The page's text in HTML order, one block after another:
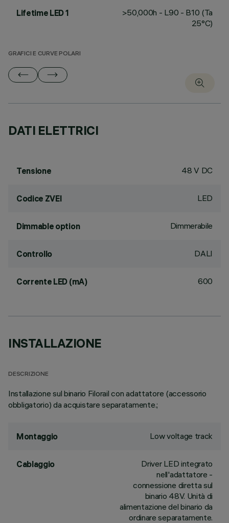
Lifetime LED 1
>50,000h - L90 - B10 (Ta
25°C)
GRAFICI E CURVE POLARI
DATI ELETTRICI
Tensione 48 V DC
Codice ZVEI LED
Dimmable option Dimmerabile
Controllo DALI
Corrente LED (mA) 600
INSTALLAZIONE
DESCRIZIONE
Installazione sul binario Filorail con adattatore (accessorio
obbligatorio) da acquistare separatamente.;
Montaggio Low voltage track
Cablaggio
Driver LED integrato
nell'adattatore -
connessione diretta sul
binario 48V. Unità di
alimentazione del binario da
ordinare separatamente.